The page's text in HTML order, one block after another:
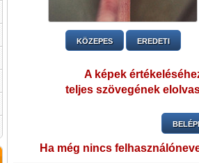
KÖZEPES EREDETI
A képek
teljes szövegének
Ha még nincs